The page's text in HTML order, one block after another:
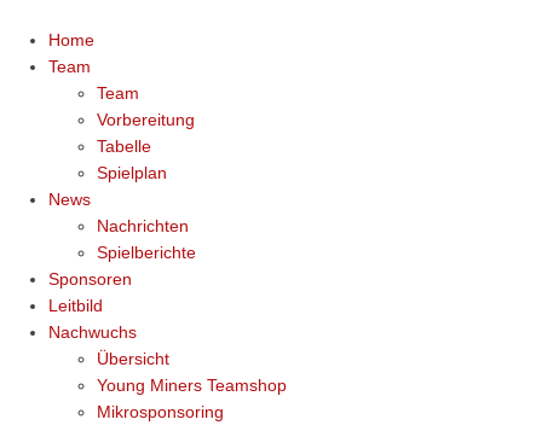
Home
Team
Team
Vorbereitung
Tabelle
Spielplan
News
Nachrichten
Spielberichte
Sponsoren
Leitbild
Nachwuchs
Übersicht
Young Miners Teamshop
Mikrosponsoring